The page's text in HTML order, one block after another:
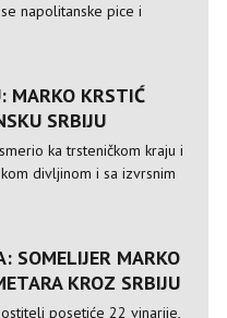
napolitanske pice i
MARKO KRSTIĆ
SRBIJU
ka trsteničkom kraju i
divljinom i sa izvrsnim
SOMELIJER MARKO
KROZ SRBIJU
posetiće 22 vinarije,